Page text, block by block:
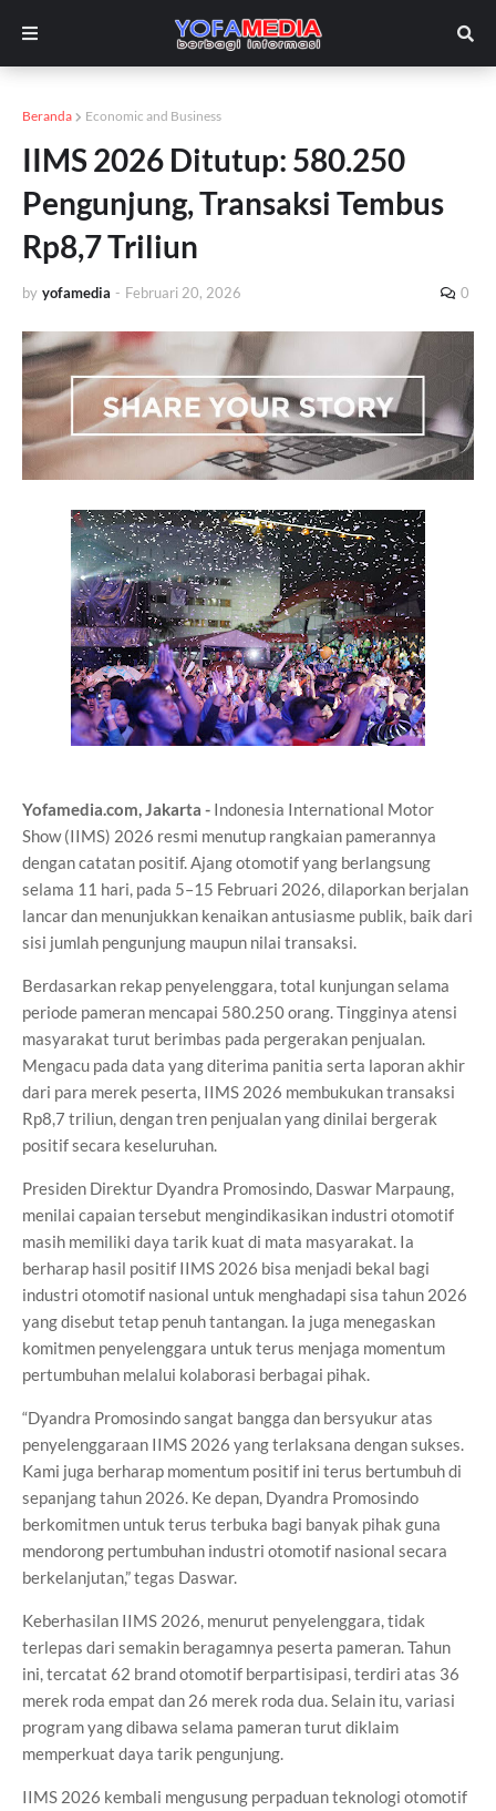
Beranda Economic and Business
IIMS 2026 Ditutup: 580.250
Pengunjung, Transaksi Tembus
Rp8,7 Triliun
by yofamedia - Februari 20, 2026 0
Yofamedia.com, Jakarta - Indonesia International Motor
Show (IIMS) 2026 resmi menutup rangkaian pamerannya
dengan catatan positif. Ajang otomotif yang berlangsung
selama 11 hari, pada 5–15 Februari 2026, dilaporkan berjalan
lancar dan menunjukkan kenaikan antusiasme publik, baik dari
sisi jumlah pengunjung maupun nilai transaksi.
Berdasarkan rekap penyelenggara, total kunjungan selama
periode pameran mencapai 580.250 orang. Tingginya atensi
masyarakat turut berimbas pada pergerakan penjualan.
Mengacu pada data yang diterima panitia serta laporan akhir
dari para merek peserta, IIMS 2026 membukukan transaksi
Rp8,7 triliun, dengan tren penjualan yang dinilai bergerak
positif secara keseluruhan.
Presiden Direktur Dyandra Promosindo, Daswar Marpaung,
menilai capaian tersebut mengindikasikan industri otomotif
masih memiliki daya tarik kuat di mata masyarakat. Ia
berharap hasil positif IIMS 2026 bisa menjadi bekal bagi
industri otomotif nasional untuk menghadapi sisa tahun 2026
yang disebut tetap penuh tantangan. Ia juga menegaskan
komitmen penyelenggara untuk terus menjaga momentum
pertumbuhan melalui kolaborasi berbagai pihak.
“Dyandra Promosindo sangat bangga dan bersyukur atas
penyelenggaraan IIMS 2026 yang terlaksana dengan sukses.
Kami juga berharap momentum positif ini terus bertumbuh di
sepanjang tahun 2026. Ke depan, Dyandra Promosindo
berkomitmen untuk terus terbuka bagi banyak pihak guna
mendorong pertumbuhan industri otomotif nasional secara
berkelanjutan,” tegas Daswar.
Keberhasilan IIMS 2026, menurut penyelenggara, tidak
terlepas dari semakin beragamnya peserta pameran. Tahun
ini, tercatat 62 brand otomotif berpartisipasi, terdiri atas 36
merek roda empat dan 26 merek roda dua. Selain itu, variasi
program yang dibawa selama pameran turut diklaim
memperkuat daya tarik pengunjung.
IIMS 2026 kembali mengusung perpaduan teknologi otomotif